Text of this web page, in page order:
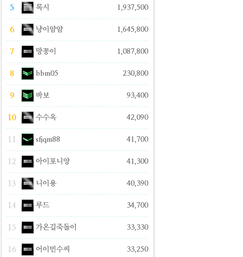
5 록시 1,937,500
6 냥이얌얌 1,645,800
7 망꽁이 1,087,800
8 bbm05 230,800
9 바보 93,400
10 수수옥 42,090
11 sfjqm88 41,700
12 아이포니앙 41,300
13 니이용 40,390
14 루드 34,700
15 가온길죽돌이 33,330
16 어이민수씨 33,250